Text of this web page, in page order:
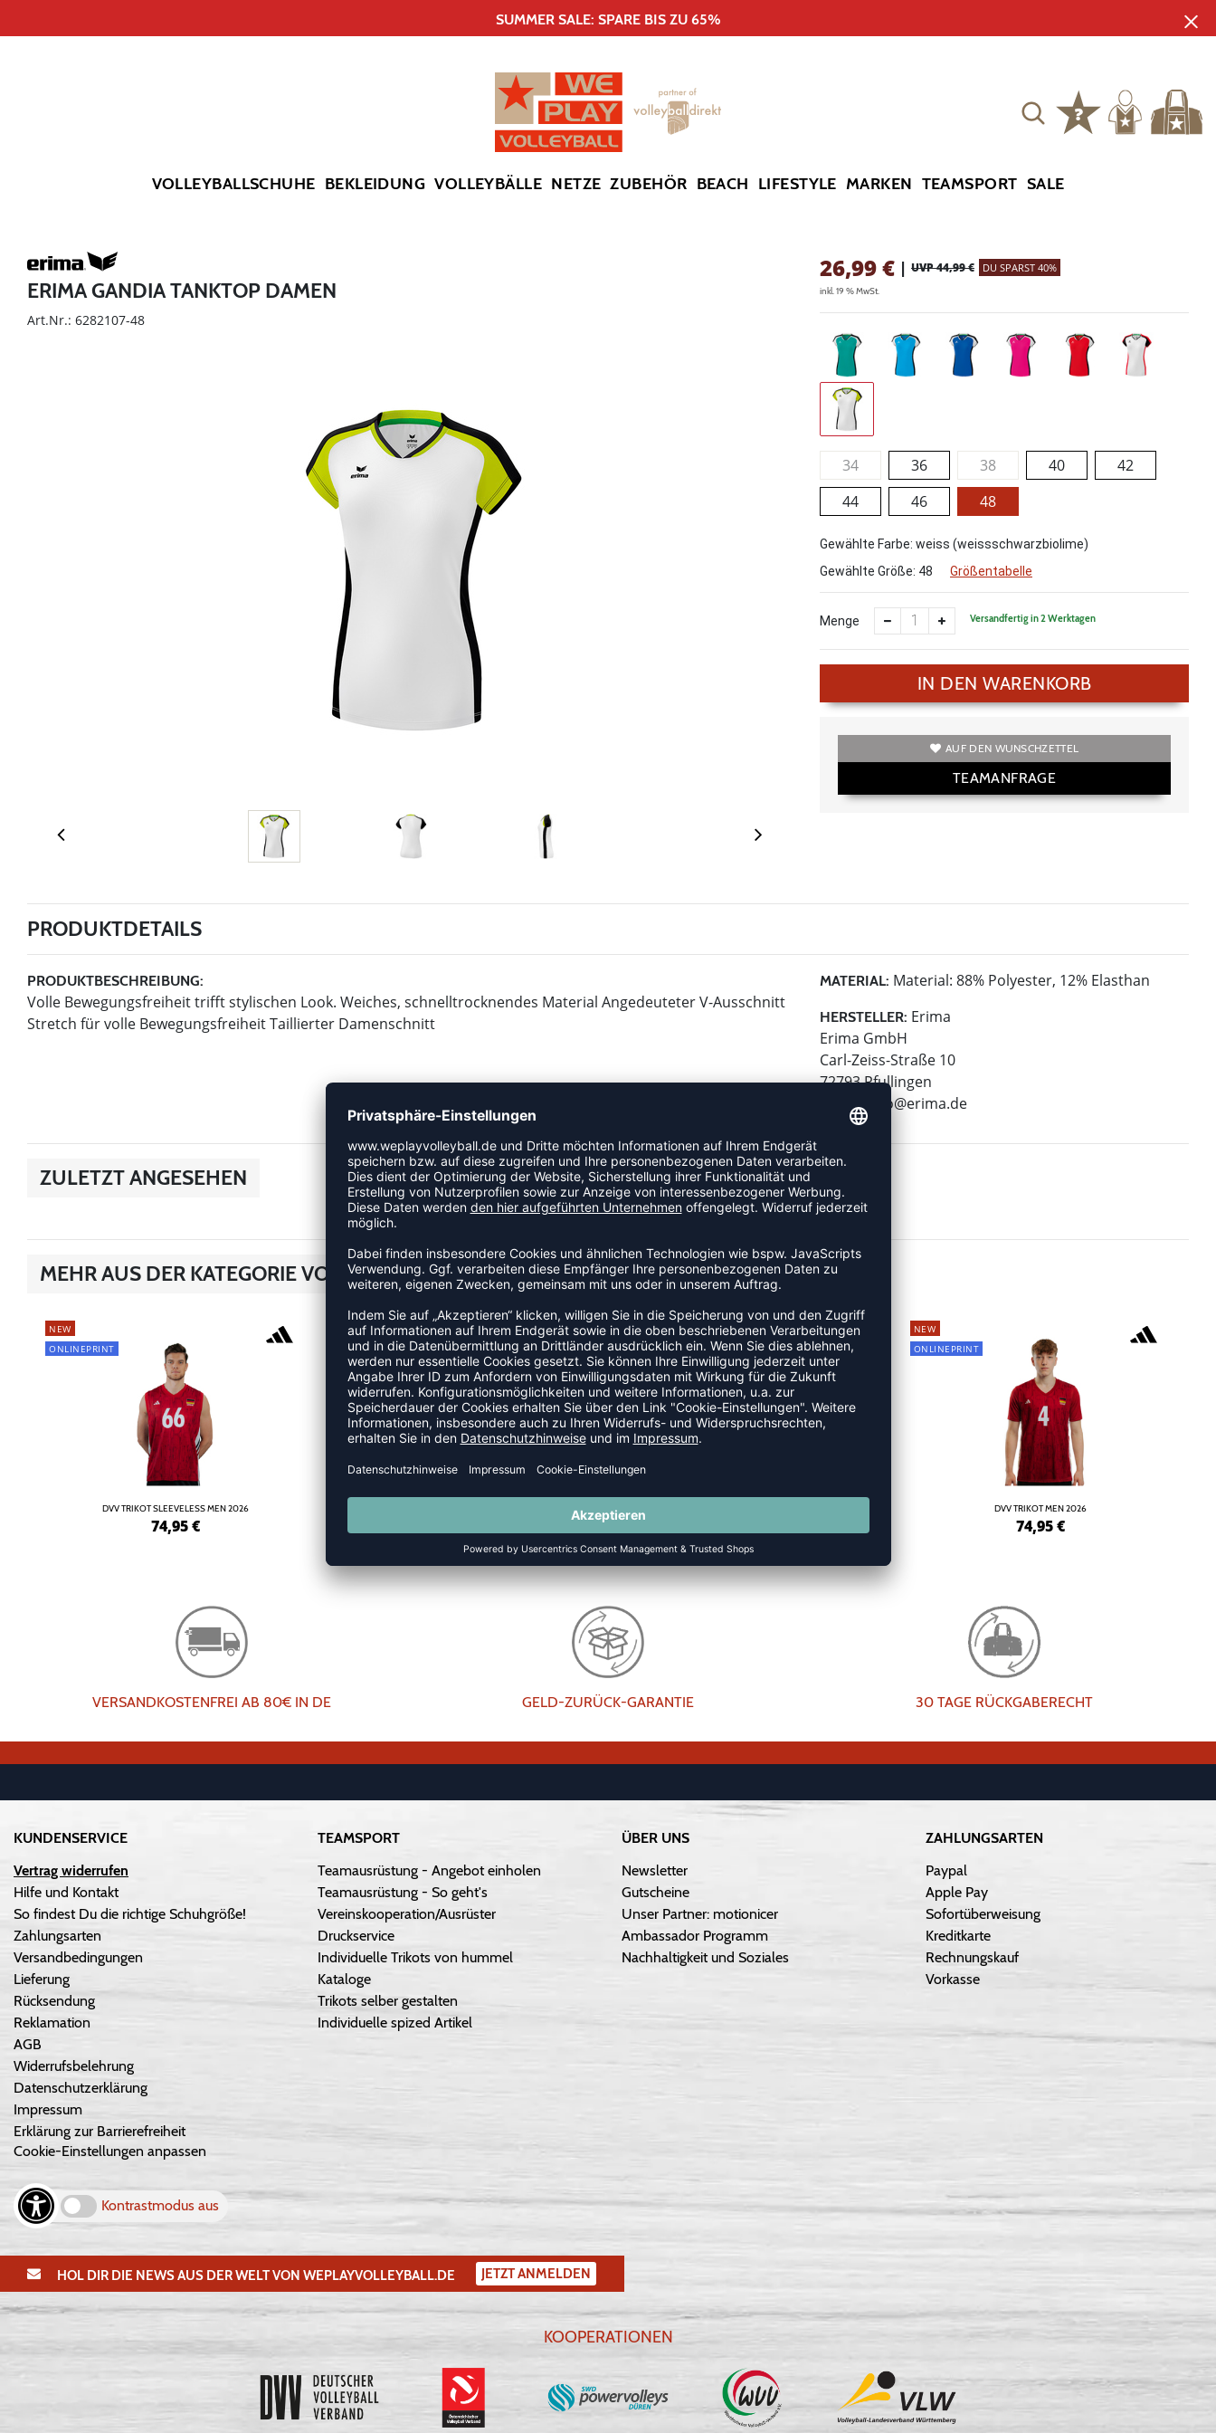
SUMMER SALE: SPARE BIS ZU 65%
VOLLEYBALLSCHUHE BEKLEIDUNG VOLLEYBÄLLE NETZE ZUBEHÖR BEACH LIFESTYLE MARKEN TEAMSPORT SALE
ERIMA GANDIA TANKTOP DAMEN
Art.Nr.: 6282107-48
26,99€ | UVP 44,99 € DU SPARST 40%
inkl. 19 % MwSt.
34 36 38 40
42
44
46 48
Gewählte Farbe: weiss (weissschwarzbiolime)
Gewählte Größe: 48 Größentabelle
Menge Versandfertig in 2 Werktagen
IN DEN WARENKORB
AUF DEN WUNSCHZETTEL
TEAMANFRAGE
PRODUKTDETAILS
PRODUKTBESCHREIBUNG:
Volle Bewegungsfreiheit trifft stylischen Look. Weiches, schnelltrocknendes Material Angedeuteter V-Ausschnitt
Stretch für volle Bewegungsfreiheit Taillierter Damenschnitt
MATERIAL: Material: 88% Polyester, 12% Elasthan
HERSTELLER: Erima
Erima GmbH
Carl-Zeiss-Straße 10
72793 Pfullingen
E-Mail:
info@erima.de
ZULETZT ANGESEHEN
MEHR AUS DER KATEGORIE VOLLEYBALLTRIKOTS
NEW
ONLINEPRINT
DVV TRIKOT SLEEVELESS MEN 2026
74,95€
NEW
ONLINEPRINT
NEW
ONLINEPRINT
NEW
ONLINEPRINT
DVV TRIKOT MEN 2026
74,95€
VERSANDKOSTENFREI AB 80€ IN DE GELD-ZURÜCK-GARANTIE 30 TAGE RÜCKGABERECHT
KUNDENSERVICE
Vertrag widerrufen
Hilfe und Kontakt
So findest Du die richtige Schuhgröße!
Zahlungsarten
Versandbedingungen
Lieferung
Rücksendung
Reklamation
AGB
Widerrufsbelehrung
Datenschutzerklärung
Impressum
Erklärung zur Barrierefreiheit
Cookie-Einstellungen anpassen
Kontrastmodus aus
TEAMSPORT
Teamausrüstung - Angebot einholen
Teamausrüstung - So geht's
Vereinskooperation/Ausrüster
Druckservice
Individuelle Trikots von hummel
Kataloge
Trikots selber gestalten
Individuelle spized Artikel
ÜBER UNS
Newsletter
Gutscheine
Unser Partner: motionicer
Ambassador Programm
Nachhaltigkeit und Soziales
ZAHLUNGSARTEN
Paypal
Apple Pay
Sofortüberweisung
Kreditkarte
Rechnungskauf
Vorkasse
HOL DIR DIE NEWS AUS DER WELT VON WEPLAYVOLLEYBALL.DE JETZT ANMELDEN
KOOPERATIONEN